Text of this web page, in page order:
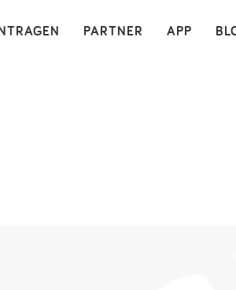
APP
PARTNER